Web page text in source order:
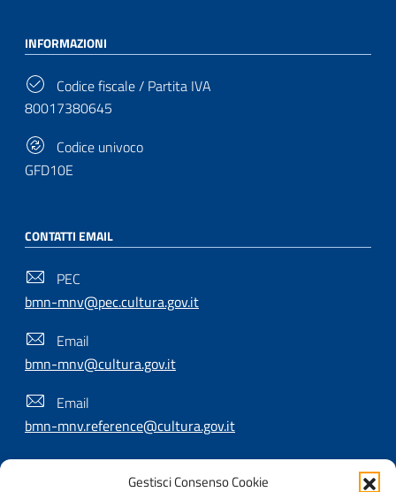
Gestisci Consenso Cookie
INFORMAZIONI
Codice fiscale / Partita IVA
80017380645
Codice univoco
GFD10E
CONTATTI EMAIL
PEC
bmn-mnv@pec.cultura.gov.it
Email
bmn-mnv@cultura.gov.it
Email
bmn-mnv.reference@cultura.gov.it